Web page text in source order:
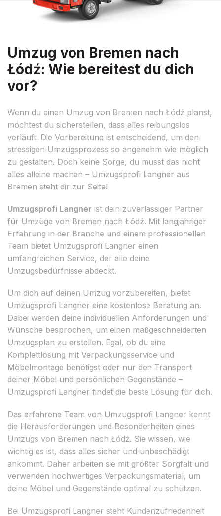
Umzug von Bremen nach
Łódź: Wie bereitest du dich
vor?
Wenn du einen Umzug von Bremen nach Łódź planst,
möchtest du sicherstellen, dass alles reibungslos
verläuft. Die Vorbereitung ist entscheidend, um den
stressigen Umzugsprozess so angenehm wie möglich
zu gestalten. Doch keine Sorge, du musst das nicht
alles alleine machen – Umzugsprofi Langner aus
Bremen steht dir zur Seite!
Umzugsprofi Langner ist dein zuverlässiger Partner
für Umzüge von Bremen nach Łódź. Mit langjähriger
Erfahrung in der Branche und einem professionellen
Team bietet Umzugsprofi Langner einen
umfangreichen Service, der alle deine
Umzugsbedürfnisse abdeckt.
Um dich auf deinen Umzug vorzubereiten, bietet
Umzugsprofi Langner eine kostenlose Beratung an.
Dabei werden deine individuellen Anforderungen und
Wünsche besprochen, um einen maßgeschneiderten
Umzugsplan zu erstellen. Egal, ob du eine
Komplettlösung mit Verpackungsservice und
Möbelmontage benötigst oder nur den Transport
deiner Möbel und persönlichen Gegenstände –
Umzugsprofi Langner findet die beste Lösung für dich.
Das erfahrene Team von Umzugsprofi Langner kennt
die Herausforderungen und Besonderheiten eines
Umzugs von Bremen nach Łódź. Sie wissen, wie
wichtig es ist, dass alles sicher und unbeschädigt
ankommt. Daher arbeiten sie mit größter Sorgfalt und
verwenden hochwertiges Verpackungsmaterial, um
deine Möbel und Gegenstände optimal zu schützen.
Bei Umzugsprofi Langner steht Kundenzufriedenheit